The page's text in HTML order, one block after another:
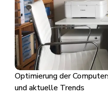
Optimierung der
und aktuelle Trends